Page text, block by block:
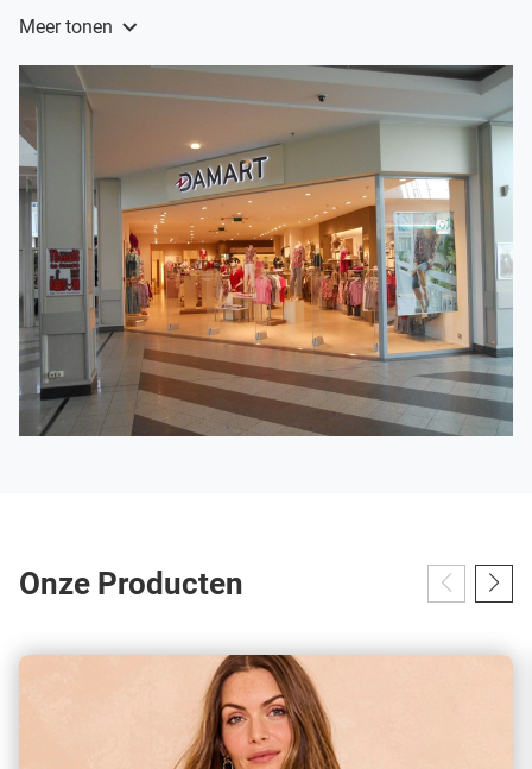
Welkom in de Damart-boetiek Damart Luik-Belle Ile, je
boetiek voor modekleding en onderkleding in Luik.
Al meer dan 60 jaar is DAMART hét topmerk in toffe
onderkleding voor dames, heren en kinderen.
DAMART biedt je een volledig gamma onderkleding voor
de ganse familie aan, met uiteraard het alom gekende
Thermolactyl gebracht in tal van innovaties.
Meer tonen
Onze Producten